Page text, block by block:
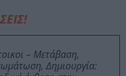
– Μετάβαση,
Δημιουργία: